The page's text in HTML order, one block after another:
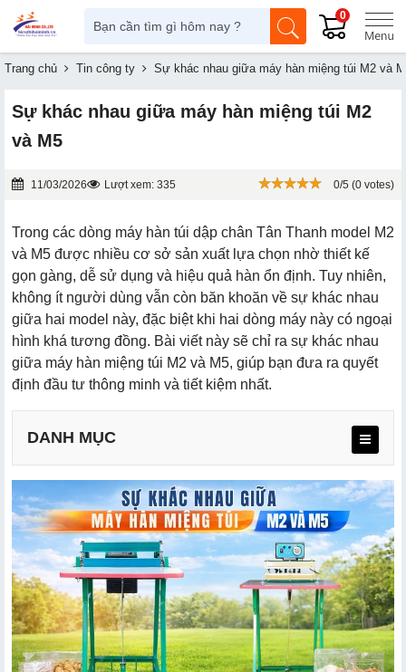
0
Trang chủ Tin công ty Sự khác nhau giữa máy hàn miệng túi M2 và
Sự khác nhau giữa máy hàn miệng túi M2
và M5
11/03/2026 Lượt xem: 335 0/5 (0 votes)
Trong các dòng máy hàn túi dập chân Tân Thanh model M2
và M5 được nhiều cơ sở sản xuất lựa chọn nhờ thiết kế
gọn gàng, dễ sử dụng và hiệu quả hàn ổn định. Tuy nhiên,
không ít người dùng vẫn còn băn khoăn về sự khác nhau
giữa hai model này, đặc biệt khi hai dòng máy này có ngoại
hình khá tương đồng. Bài viết này sẽ chỉ ra sự khác nhau
giữa máy hàn miệng túi M2 và M5, giúp bạn đưa ra quyết
định đầu tư thông minh và tiết kiệm nhất.
DANH MỤC
2.1. Thiết kế và kiểu dáng
2.2. Độ rộng đường hàn
2.3. Hệ thống kiểm soát nhiệt độ
2.4. Chi phí mua hàng và vận hành